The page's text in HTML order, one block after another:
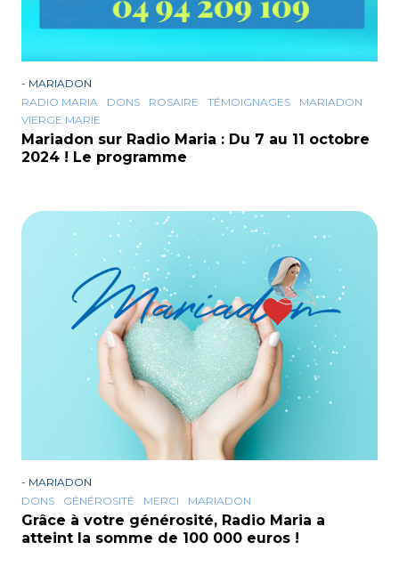
- MARIADON
RADIO MARIA
DONS ROSAIRE TÉMOIGNAGES
MARIADON
VIERGE MARIE
Mariadon sur Radio Maria : Du 7 au 11 octobre
2024 ! Le programme
- MARIADON
DONS
GÉNÉROSITÉ MERCI MARIADON
Grâce à votre générosité, Radio Maria a
atteint la somme de 100 000 euros !